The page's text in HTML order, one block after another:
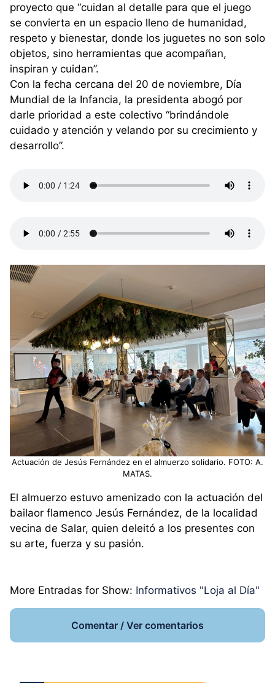
proyecto que “cuidan al detalle para que el juego
se convierta en un espacio lleno de humanidad,
respeto y bienestar, donde los juguetes no son solo
objetos, sino herramientas que acompañan,
inspiran y cuidan”.
Con la fecha cercana del 20 de noviembre, Día
Mundial de la Infancia, la presidenta abogó por
darle prioridad a este colectivo “brindándole
cuidado y atención y velando por su crecimiento y
desarrollo”.
Actuación de Jesús Fernández en el almuerzo solidario. FOTO: A.
MATAS.
El almuerzo estuvo amenizado con la actuación del
bailaor flamenco Jesús Fernández, de la localidad
vecina de Salar, quien deleitó a los presentes con
su arte, fuerza y su pasión.
More Entradas for Show: Informativos "Loja al Día"
Comentar / Ver comentarios